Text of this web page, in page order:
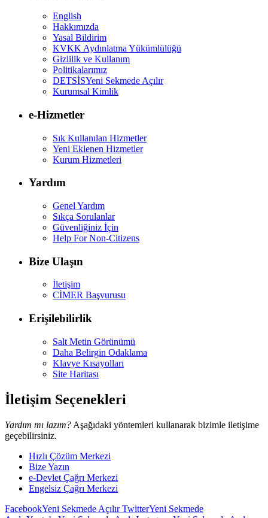
English
Hakkımızda
Yasal Bildirim
KVKK Aydınlatma Yükümlülüğü
Gizlilik ve Kullanım
Politikalarımız
DETSİSYeni Sekmede Açılır
Kurumsal Kimlik
e-Hizmetler
Sık Kullanılan Hizmetler
Yeni Eklenen Hizmetler
Kurum Hizmetleri
Yardım
Genel Yardım
Sıkça Sorulanlar
Güvenliğiniz İçin
Help For Non-Citizens
Bize Ulaşın
İletişim
CİMER Başvurusu
Erişilebilirlik
Salt Metin Görünümü
Daha Belirgin Odaklama
Klavye Kısayolları
Site Haritası
İletişim Seçenekleri
Yardım mı lazım? Aşağıdaki yöntemleri kullanarak bizimle iletişime
geçebilirsiniz.
Hızlı Çözüm Merkezi
Bize Yazın
e-Devlet Çağrı Merkezi
Engelsiz Çağrı Merkezi
FacebookYeni Sekmede AçılırTwitterYeni Sekmede